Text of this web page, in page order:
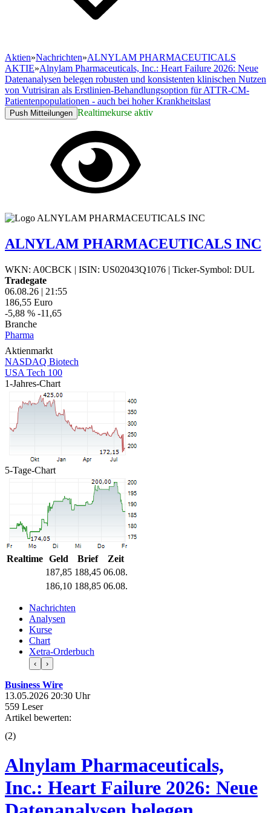
Aktien»Nachrichten»ALNYLAM PHARMACEUTICALS
AKTIE»Alnylam Pharmaceuticals, Inc.: Heart Failure 2026: Neue
Datenanalysen belegen robusten und konsistenten klinischen Nutzen
von Vutrisiran als Erstlinien-Behandlungsoption für ATTR-CM-
Patientenpopulationen - auch bei hoher Krankheitslast
Push Mitteilungen Realtimekurse aktiv
ALNYLAM PHARMACEUTICALS INC
WKN: A0CBCK | ISIN: US02043Q1076 | Ticker-Symbol: DUL
Tradegate
06.08.26 | 21:55
186,55 Euro
-5,88 % -11,65
Branche
Pharma
Aktienmarkt
NASDAQ Biotech
USA Tech 100
1-Jahres-Chart
5-Tage-Chart
Realtime Geld Brief
Zeit
187,85 188,45 06.08.
186,10 188,85 06.08.
Nachrichten
Analysen
Kurse
Chart
Xetra-Orderbuch
‹ ›
Business Wire
13.05.2026 20:30 Uhr
559 Leser
Artikel bewerten:
(2)
Alnylam Pharmaceuticals,
Inc.: Heart Failure 2026: Neue